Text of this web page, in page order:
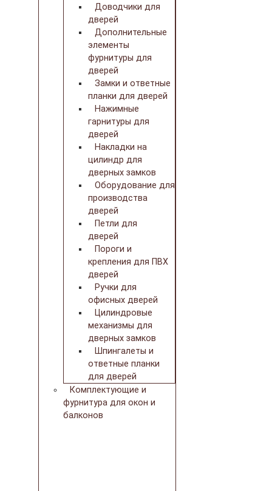
Доводчики для
дверей
Дополнительные
элементы
фурнитуры для
дверей
Замки и ответные
планки для дверей
Нажимные
гарнитуры для
дверей
Накладки на
цилиндр для
дверных замков
Оборудование для
производства
дверей
Петли для
дверей
Пороги и
крепления для ПВХ
дверей
Ручки для
офисных дверей
Цилиндровые
механизмы для
дверных замков
Шпингалеты и
ответные планки
для дверей
Комплектующие и
фурнитура для окон и
балконов